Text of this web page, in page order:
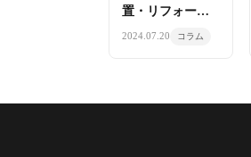
置・リフォーム
をご検討中の方
2024.07.20 コラム